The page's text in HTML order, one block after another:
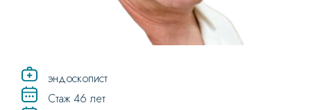
эндоскопист
Стаж 46 лет